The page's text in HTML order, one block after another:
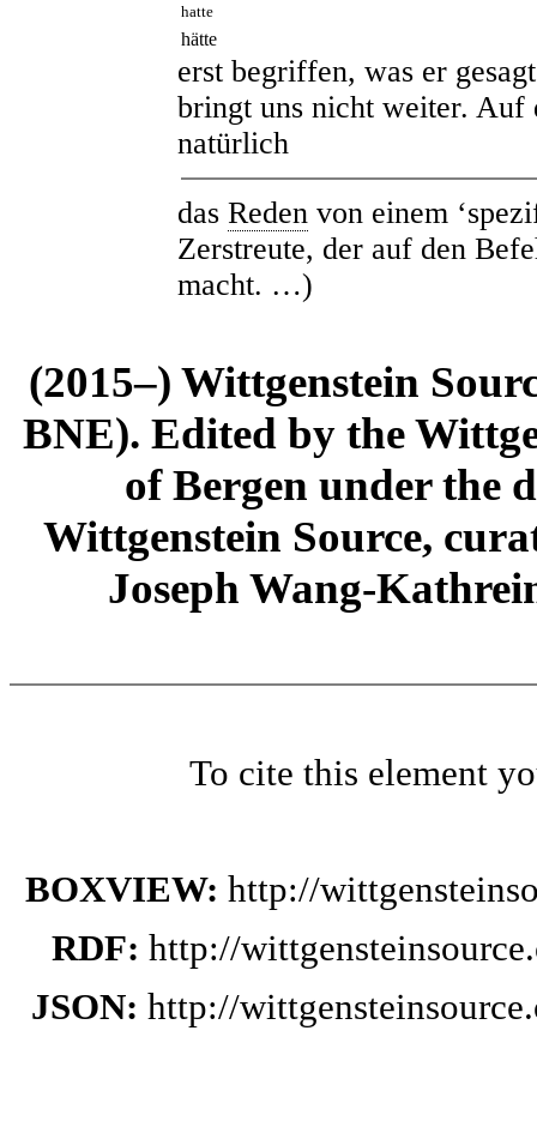
hatte
hätte
erst begriffen, was er
bringt uns nicht weiter. Auf
natürlich
das Reden von einem
Zerstreute, der auf den
macht. …)
(2015–) Wittgenstein
BNE). Edited by the
of Bergen under the
Wittgenstein Source,
Joseph Wang-
To cite this element
BOXVIEW: http://
RDF: http://
JSON: http://